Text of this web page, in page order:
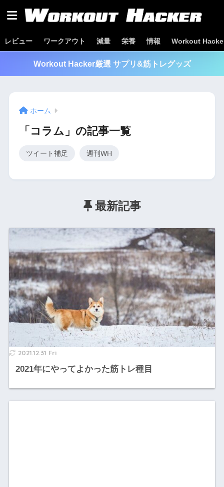
レビュー ワークアウト 減量 栄養 情報 Workout
Workout Hacker厳選 サプリ&筋トレグッズ
ホーム
「コラム」の記事一覧
ツイート補足 週刊WH
最新記事
2021.12.31 Fri
2021年にやってよかった筋トレ種目